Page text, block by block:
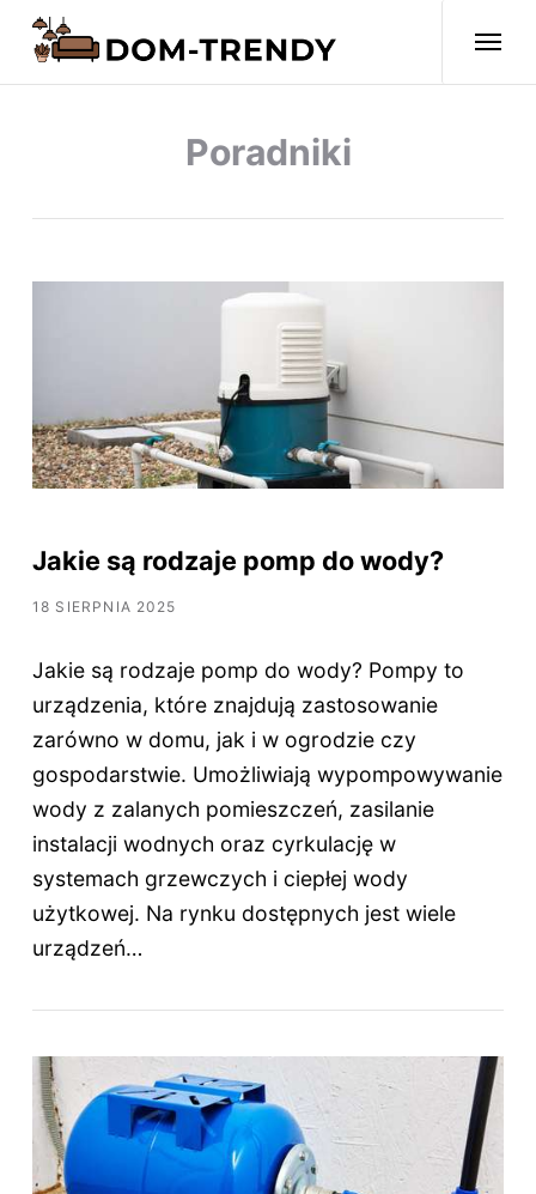
Poradniki
Jakie są rodzaje pomp do wody?
18 SIERPNIA 2025
Jakie są rodzaje pomp do wody? Pompy to
urządzenia, które znajdują zastosowanie
zarówno w domu, jak i w ogrodzie czy
gospodarstwie. Umożliwiają wypompowywanie
wody z zalanych pomieszczeń, zasilanie
instalacji wodnych oraz cyrkulację w
systemach grzewczych i ciepłej wody
użytkowej. Na rynku dostępnych jest wiele
urządzeń…